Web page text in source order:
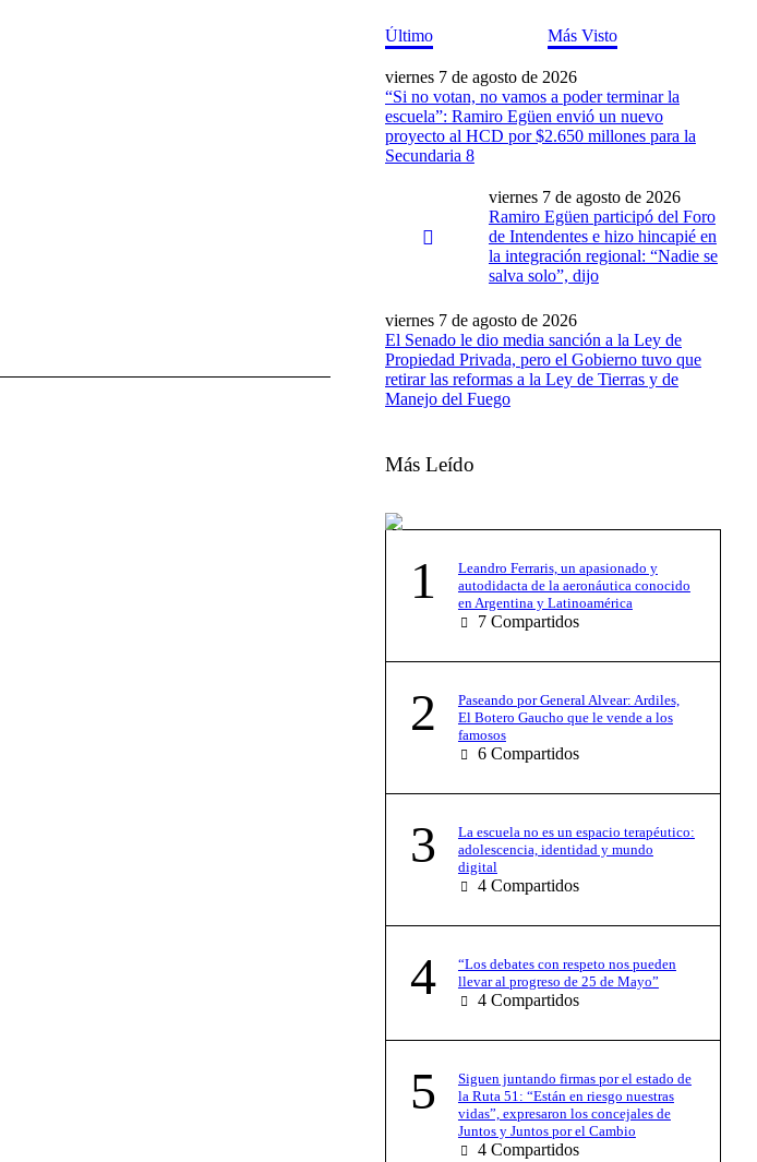
Último Más Visto
viernes 7 de agosto de 2026
“Si no votan, no vamos a poder terminar la
escuela”: Ramiro Egüen envió un nuevo
proyecto al HCD por $2.650 millones para la
Secundaria 8
viernes 7 de agosto de 2026
Ramiro Egüen participó del Foro
de Intendentes e hizo hincapié en
la integración regional: “Nadie se
salva solo”, dijo
viernes 7 de agosto de 2026
El Senado le dio media sanción a la Ley de
Propiedad Privada, pero el Gobierno tuvo que
retirar las reformas a la Ley de Tierras y de
Manejo del Fuego
Más Leído
1
Leandro Ferraris, un apasionado y
autodidacta de la aeronáutica conocido
en Argentina y Latinoamérica
7 Compartidos
2
Paseando por General Alvear: Ardiles,
El Botero Gaucho que le vende a los
famosos
6 Compartidos
3
La escuela no es un espacio terapéutico:
adolescencia, identidad y mundo
digital
4 Compartidos
4
“Los debates con respeto nos pueden
llevar al progreso de 25 de Mayo”
4 Compartidos
5
Siguen juntando firmas por el estado de
la Ruta 51: “Están en riesgo nuestras
vidas”, expresaron los concejales de
Juntos y Juntos por el Cambio
4 Compartidos